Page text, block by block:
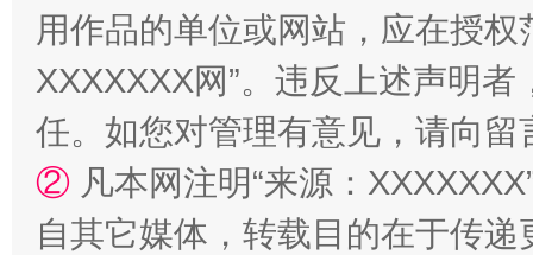
用作品的单位或网站，应在授
XXXXXXX网”。违反上述声明
任。如您对管理有意见，请向
② 凡本网注明“来源：
自其它媒体，转载目的在于传